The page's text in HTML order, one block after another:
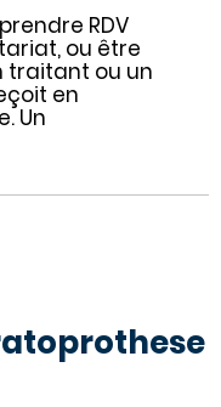
RDV
ou être
traitant ou un
en
Un